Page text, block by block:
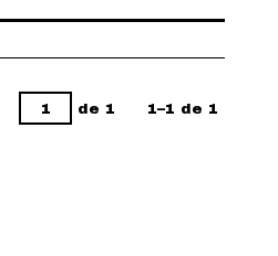
de 1 1–1 de 1